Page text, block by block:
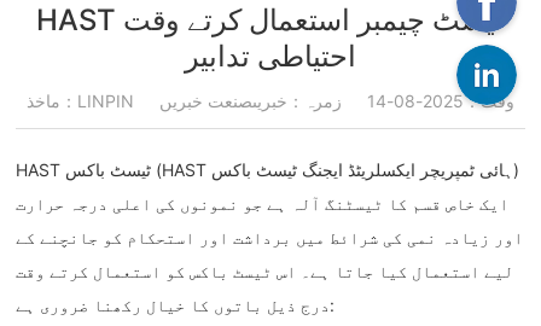
HAST ٹیسٹ چیمبر استعمال کرتے وقت
احتیاطی تدابیر
ماخذ：LINPIN وقت：2025-08-14 زمرہ：خبریںصنعت خبریں
HAST ٹیسٹ باکس (HAST ہائی ٹمپریچر ایکسلریٹڈ ایجنگ ٹیسٹ باکس)
ایک خاص قسم کا ٹیسٹنگ آلہ ہے جو نمونوں کی اعلی درجہ حرارت
اور زیادہ نمی کی شرائط میں برداشت اور استحکام کو جانچنے کے
لیے استعمال کیا جاتا ہے۔ اس ٹیسٹ باکس کو استعمال کرتے وقت
درج ذیل باتوں کا خیال رکھنا ضروری ہے: